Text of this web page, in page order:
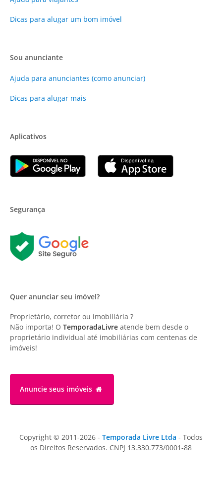
Dicas para alugar um bom imóvel
Sou anunciante
Ajuda para anunciantes (como anunciar)
Dicas para alugar mais
Aplicativos
Segurança
Quer anunciar seu imóvel?
Proprietário, corretor ou imobiliária ?
Não importa! O TemporadaLivre atende bem desde o
proprietário individual até imobiliárias com centenas de
imóveis!
Anuncie seus imóveis
Copyright © 2011-2026 - Temporada Livre Ltda - Todos
os Direitos Reservados. CNPJ 13.330.773/0001-88